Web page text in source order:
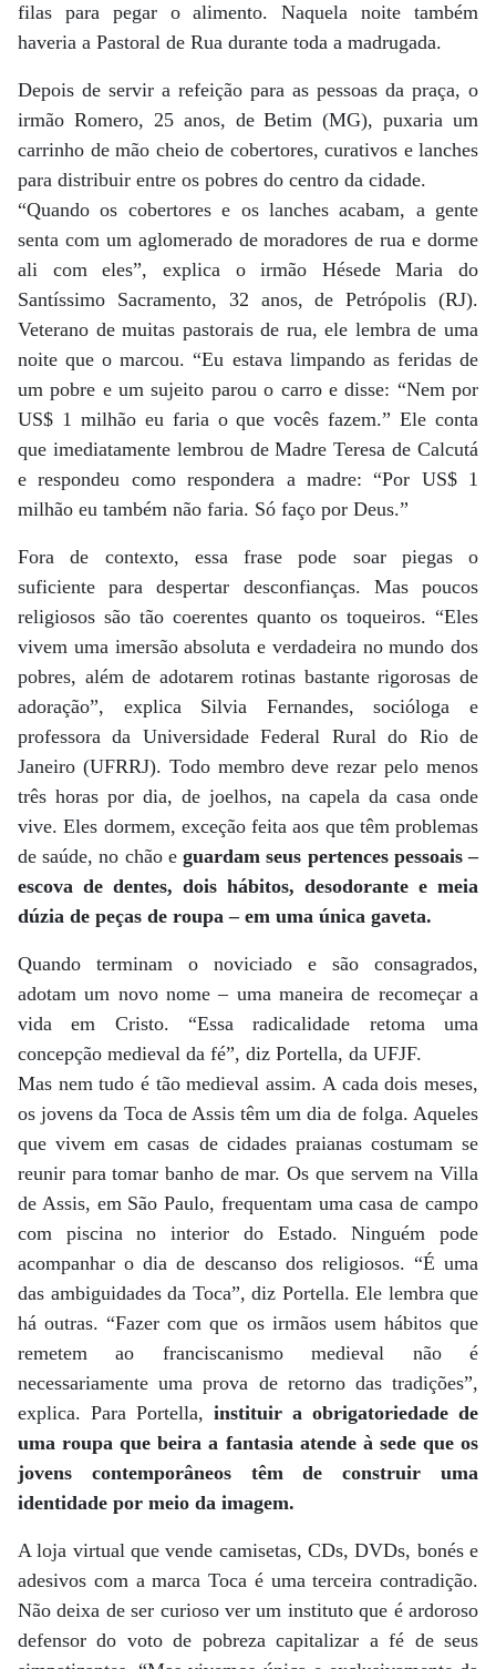
filas para pegar o alimento. Naquela noite também
haveria a Pastoral de Rua durante toda a madrugada.
Depois de servir a refeição para as pessoas da praça, o
irmão Romero, 25 anos, de Betim (MG), puxaria um
carrinho de mão cheio de cobertores, curativos e lanches
para distribuir entre os pobres do centro da cidade.
“Quando os cobertores e os lanches acabam, a gente
senta com um aglomerado de moradores de rua e dorme
ali com eles”, explica o irmão Hésede Maria do
Santíssimo Sacramento, 32 anos, de Petrópolis (RJ).
Veterano de muitas pastorais de rua, ele lembra de uma
noite que o marcou. “Eu estava limpando as feridas de
um pobre e um sujeito parou o carro e disse: “Nem por
US$ 1 milhão eu faria o que vocês fazem.” Ele conta
que imediatamente lembrou de Madre Teresa de Calcutá
e respondeu como respondera a madre: “Por US$ 1
milhão eu também não faria. Só faço por Deus.”
Fora de contexto, essa frase pode soar piegas o
suficiente para despertar desconfianças. Mas poucos
religiosos são tão coerentes quanto os toqueiros. “Eles
vivem uma imersão absoluta e verdadeira no mundo dos
pobres, além de adotarem rotinas bastante rigorosas de
adoração”, explica Silvia Fernandes, socióloga e
professora da Universidade Federal Rural do Rio de
Janeiro (UFRRJ). Todo membro deve rezar pelo menos
três horas por dia, de joelhos, na capela da casa onde
vive. Eles dormem, exceção feita aos que têm problemas
de saúde, no chão eguardam seus pertences pessoais –
escova de dentes, dois hábitos, desodorante e meia
dúzia de peças de roupa – em uma única gaveta.
Quando terminam o noviciado e são consagrados,
adotam um novo nome – uma maneira de recomeçar a
vida em Cristo. “Essa radicalidade retoma uma
concepção medieval da fé”, diz Portella, da UFJF.
Mas nem tudo é tão medieval assim. A cada dois meses,
os jovens da Toca de Assis têm um dia de folga. Aqueles
que vivem em casas de cidades praianas costumam se
reunir para tomar banho de mar. Os que servem na Villa
de Assis, em São Paulo, frequentam uma casa de campo
com piscina no interior do Estado. Ninguém pode
acompanhar o dia de descanso dos religiosos. “É uma
das ambiguidades da Toca”, diz Portella. Ele lembra que
há outras. “Fazer com que os irmãos usem hábitos que
remetem ao franciscanismo medieval não é
necessariamente uma prova de retorno das tradições”,
explica. Para Portella, instituir a obrigatoriedade de
uma roupa que beira a fantasia atende à sede que os
jovens contemporâneos têm de construir uma
identidade por meio da imagem.
A loja virtual que vende camisetas, CDs, DVDs, bonés e
adesivos com a marca Toca é uma terceira contradição.
Não deixa de ser curioso ver um instituto que é ardoroso
defensor do voto de pobreza capitalizar a fé de seus